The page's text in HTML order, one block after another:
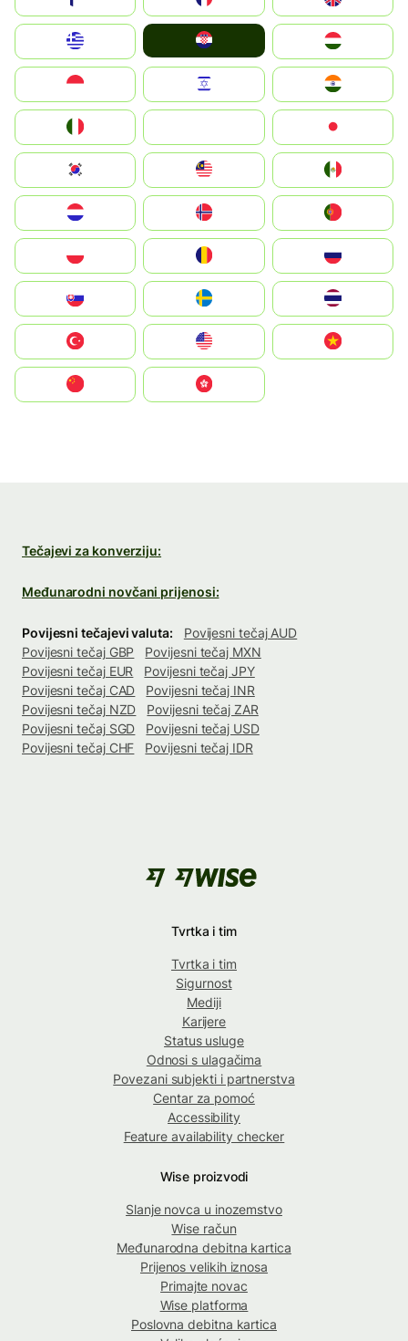
Magyarország
South Korea
United States
中國香港特別行政區
Tečajevi za konverziju:
Međunarodni novčani prijenosi:
Povijesni tečajevi valuta:
Povijesni tečaj AUD
Povijesni tečaj GBP
Povijesni tečaj MXN
Povijesni tečaj EUR
Povijesni tečaj JPY
Povijesni tečaj CAD
Povijesni tečaj INR
Povijesni tečaj NZD
Povijesni tečaj ZAR
Povijesni tečaj SGD
Povijesni tečaj USD
Povijesni tečaj CHF
Povijesni tečaj IDR
Tvrtka i tim
Tvrtka i tim
Sigurnost
Mediji
Karijere
Status usluge
Odnosi s ulagačima
Povezani subjekti i partnerstva
Centar za pomoć
Accessibility
Feature availability checker
Wise proizvodi
Slanje novca u inozemstvo
Wise račun
Međunarodna debitna kartica
Prijenos velikih iznosa
Primajte novac
Wise platforma
Poslovna debitna kartica